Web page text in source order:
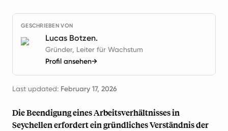
GESCHRIEBEN VON
Lucas Botzen.
Gründer, Leiter für Wachstum
Profil ansehen→
Last updated: February 17, 2026
Die Beendigung eines Arbeitsverhältnisses in
Seychellen erfordert ein gründliches Verständnis der